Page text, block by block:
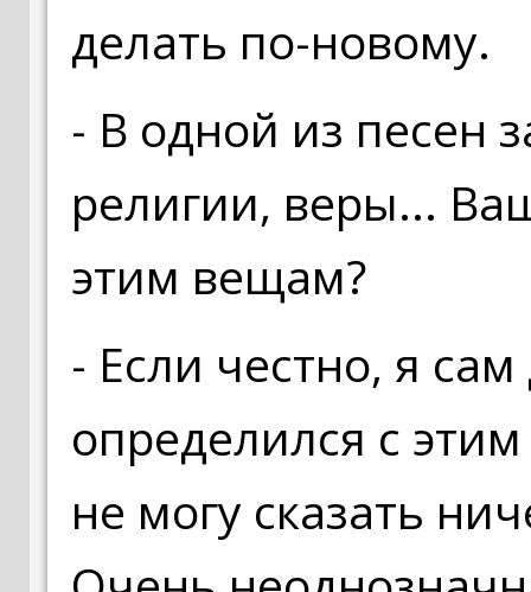
делать по-новому.
- В одной из песен
религии, веры...
этим вещам?
- Если честно, я
определился с
не могу сказать